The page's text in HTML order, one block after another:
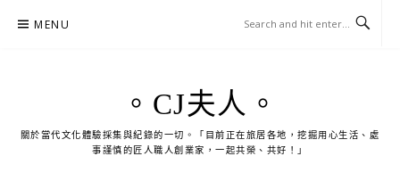
MENU
。CJ夫人。
關於當代文化體驗採集與紀錄的一切。「目前正在旅居各地，挖掘用心生活、處
事謹慎的匠人職人創業家，一起共榮、共好！」